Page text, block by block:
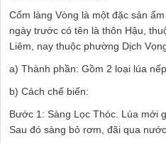
Cốm làng Vòng là một đặc sản
ngày trước có tên là thôn Hậu,
Liêm, nay thuộc phường Dịch
a) Thành phần: Gồm 2 loại lúa
b) Cách chế biến:
Bước 1: Sàng Lọc Thóc. Lúa mới
Sau đó sàng bỏ rơm, đãi qua